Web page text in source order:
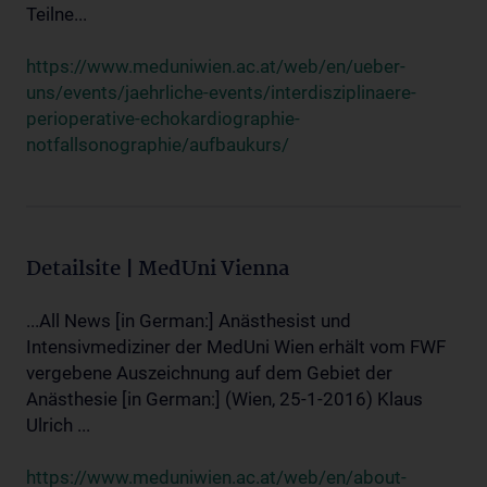
Teilne...
https://www.meduniwien.ac.at/web/en/ueber-
uns/events/jaehrliche-events/interdisziplinaere-
perioperative-echokardiographie-
notfallsonographie/aufbaukurs/
Detailsite | MedUni Vienna
...All News [in German:] Anästhesist und
Intensivmediziner der MedUni Wien erhält vom FWF
vergebene Auszeichnung auf dem Gebiet der
Anästhesie [in German:] (Wien, 25-1-2016) Klaus
Ulrich ...
https://www.meduniwien.ac.at/web/en/about-